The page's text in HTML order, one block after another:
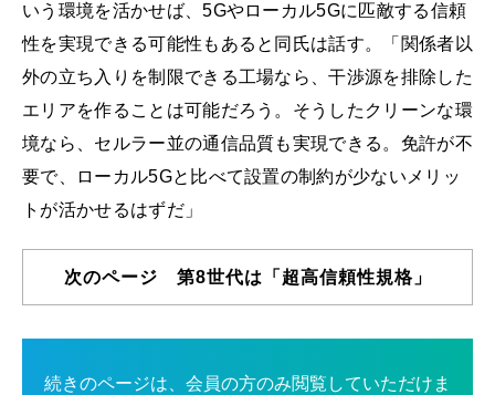
いう環境を活かせば、5Gやローカル5Gに匹敵する信頼
性を実現できる可能性もあると同氏は話す。「関係者以
外の立ち入りを制限できる工場なら、干渉源を排除した
エリアを作ることは可能だろう。そうしたクリーンな環
境なら、セルラー並の通信品質も実現できる。免許が不
要で、ローカル5Gと比べて設置の制約が少ないメリッ
トが活かせるはずだ」
次のページ 第8世代は「超高信頼性規格」
続きのページは、会員の方のみ閲覧していただけま